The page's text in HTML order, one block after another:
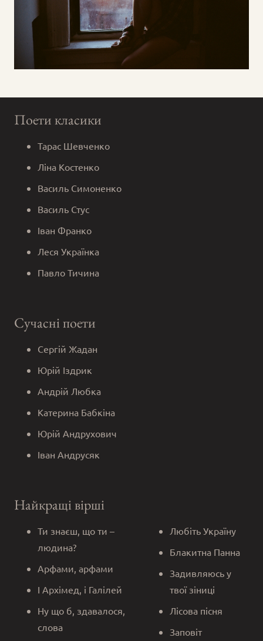
Поети класики
Тарас Шевченко
Ліна Костенко
Василь Симоненко
Василь Стус
Іван Франко
Леся Українка
Павло Тичина
Сучасні поети
Сергій Жадан
Юрій Іздрик
Андрій Любка
Катерина Бабкіна
Юрій Андрухович
Іван Андрусяк
Найкращі вірші
Ти знаєш, що ти –
людина?
Арфами, арфами
І Архімед, і Галілей
Ну що б, здавалося,
слова
Любіть Україну
Блакитна Панна
Задивляюсь у
твої зіниці
Лісова пісня
Заповіт